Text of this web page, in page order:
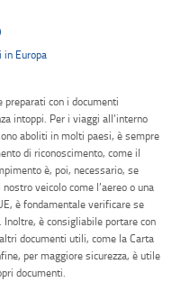
in Europa
con i documenti
intoppi. Per i viaggi all’interno
aboliti in molti paesi, è sempre
di riconoscimento, come il
è, poi, necessario, se
veicolo come l’aereo o una
è fondamentale verificare se
è consigliabile portare con
documenti utili, come la Carta
per maggiore sicurezza, è utile
documenti.